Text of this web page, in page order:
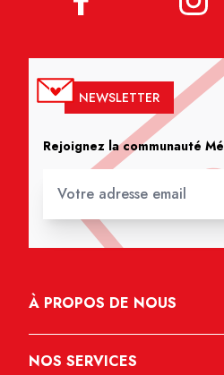
NEWSLETTER
Rejoignez la communauté
À PROPOS DE NOUS
NOS SERVICES